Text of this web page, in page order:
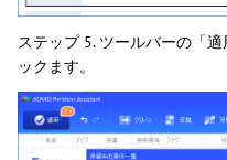
ステップ 5. ツールバーの「
ックます。